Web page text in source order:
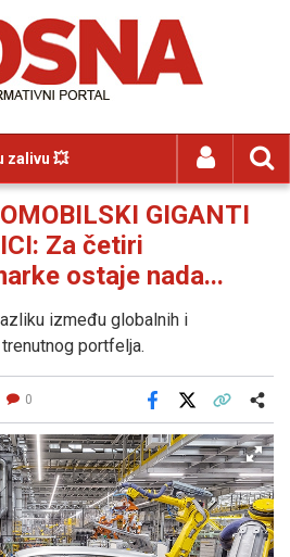
zalivu 💥
GIGANTI
Za četiri
ostaje nada...
između globalnih i
portfelja.
0
Facebook